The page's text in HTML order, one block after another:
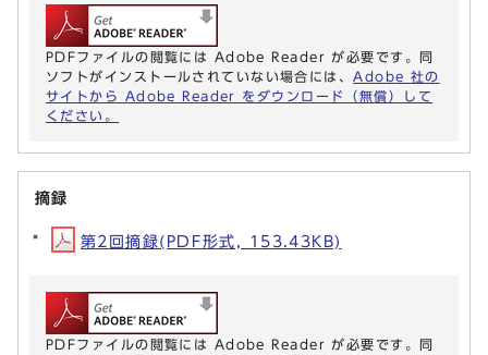
PDFファイルの閲覧には Adobe Reader が必要です。同
ソフトがインストールされていない場合には、 Adobe 社の
サイトから Adobe Reader をダウンロード（無償）して
ください。
摘録
第2回摘録(PDF形式, 153.43KB)
PDFファイルの閲覧には Adobe Reader が必要です。同